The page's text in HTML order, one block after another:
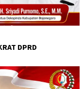
DPRD